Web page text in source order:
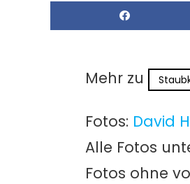
Mehr zu
Fotos: David
Alle Fotos
Fotos ohne